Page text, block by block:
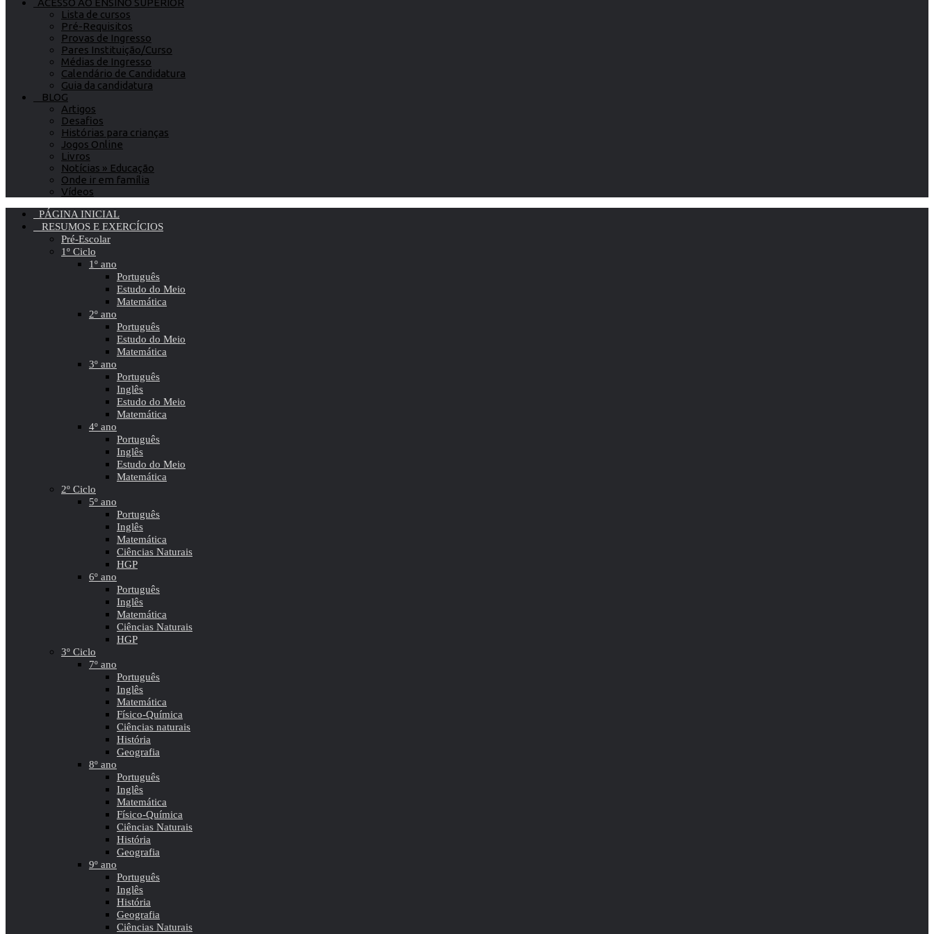
ACESSO AO ENSINO SUPERIOR
Lista de cursos
Pré-Requisitos
Provas de Ingresso
Pares Instituição/Curso
Médias de Ingresso
Calendário de Candidatura
Guia da candidatura
BLOG
Artigos
Desafios
Histórias para crianças
Jogos Online
Livros
Notícias » Educação
Onde ir em família
Vídeos
PÁGINA INICIAL
RESUMOS E EXERCÍCIOS
Pré-Escolar
1º Ciclo
1º ano
Português
Estudo do Meio
Matemática
2º ano
Português
Estudo do Meio
Matemática
3º ano
Português
Inglês
Estudo do Meio
Matemática
4º ano
Português
Inglês
Estudo do Meio
Matemática
2º Ciclo
5º ano
Português
Inglês
Matemática
Ciências Naturais
HGP
6º ano
Português
Inglês
Matemática
Ciências Naturais
HGP
3º Ciclo
7º ano
Português
Inglês
Matemática
Físico-Química
Ciências naturais
História
Geografia
8º ano
Português
Inglês
Matemática
Físico-Química
Ciências Naturais
História
Geografia
9º ano
Português
Inglês
História
Geografia
Ciências Naturais